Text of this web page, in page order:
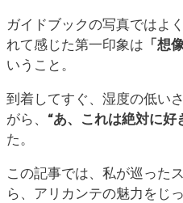
ガイドブックの写真ではよ
れて感じた第一印象は 「想
いうこと。
到着してすぐ、湿度の低い
がら、 “あ、これは絶対に好
た。
この記事では、私が巡った
ら、アリカンテの魅力をじ